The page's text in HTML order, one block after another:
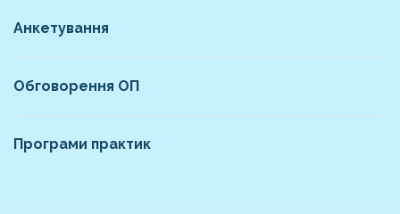
Анкетування
Обговорення ОП
Програми практик